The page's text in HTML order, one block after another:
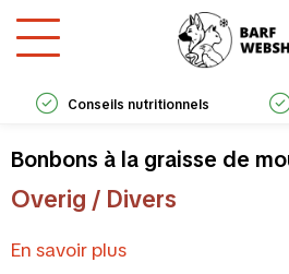
Conseils nutritionnels
Bonbons à la graisse de
Overig / Divers
En savoir plus